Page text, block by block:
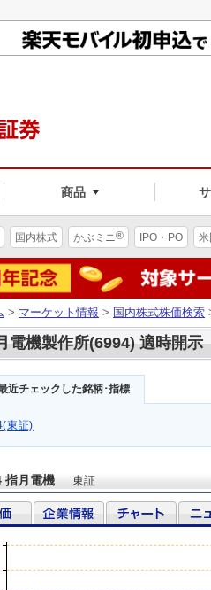
商品
国内株式 かぶミニ® IPO・PO
> マーケット情報 > 国内株式株価検索
電機製作所(6994) 適時開示
近チェックした銘柄･指標
東証)
指月電機 東証